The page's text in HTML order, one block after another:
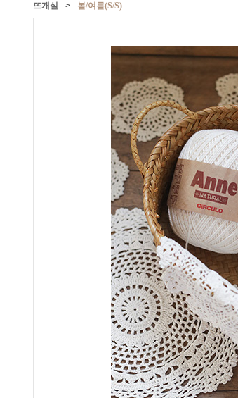
뜨개실 > 봄/여름(S/S)